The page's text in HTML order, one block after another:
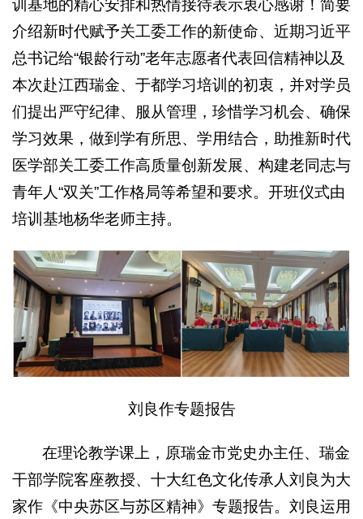
训基地的精心安排和热情接待表示衷心感谢！简要
介绍新时代赋予关工委工作的新使命、近期习近平
总书记给“银龄行动”老年志愿者代表回信精神以及
本次赴江西瑞金、于都学习培训的初衷，并对学员
们提出严守纪律、服从管理，珍惜学习机会、确保
学习效果，做到学有所思、学用结合，助推新时代
医学部关工委工作高质量创新发展、构建老同志与
青年人“双关”工作格局等希望和要求。开班仪式由
培训基地杨华老师主持。
刘良作专题报告
在理论教学课上，原瑞金市党史办主任、瑞金
干部学院客座教授、十大红色文化传承人刘良为大
家作《中央苏区与苏区精神》专题报告。刘良运用